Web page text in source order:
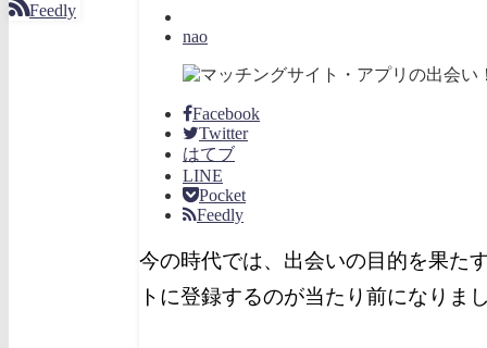
Feedly
nao
Facebook
Twitter
はてブ
LINE
Pocket
Feedly
今の時代では、出会いの目的を果た
トに登録するのが当たり前になりま